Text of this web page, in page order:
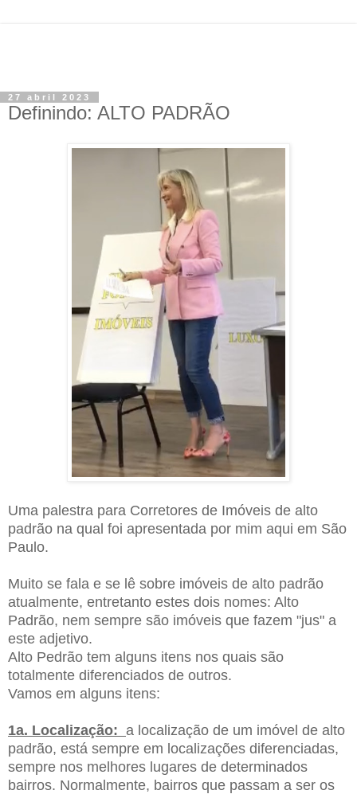
27 abril 2023
Definindo: ALTO PADRÃO
Uma palestra para Corretores de Imóveis de alto
padrão na qual foi apresentada por mim aqui em São
Paulo.
Muito se fala e se lê sobre imóveis de alto padrão
atualmente, entretanto estes dois nomes: Alto
Padrão, nem sempre são imóveis que fazem "jus" a
este adjetivo.
Alto Pedrão tem alguns itens nos quais são
totalmente diferenciados de outros.
Vamos em alguns itens:
1a. Localização: a localização de um imóvel de alto
padrão, está sempre em localizações diferenciadas,
sempre nos melhores lugares de determinados
bairros. Normalmente, bairros que passam a ser os